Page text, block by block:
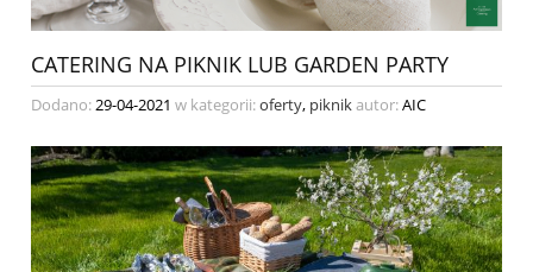
CATERING NA PIKNIK LUB GARDEN PARTY
Dodano:29-04-2021 w kategorii:oferty, piknikautor:AIC